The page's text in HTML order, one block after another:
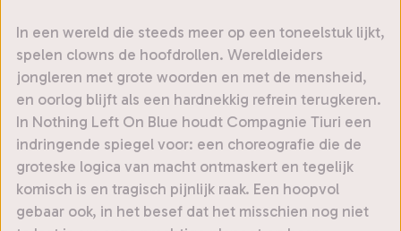
In een wereld die steeds meer op een toneelstuk lijkt,
spelen clowns de hoofdrollen. Wereldleiders
jongleren met grote woorden en met de mensheid,
en oorlog blijft als een hardnekkig refrein terugkeren.
In Nothing Left On Blue houdt Compagnie Tiuri een
indringende spiegel voor: een choreografie die de
groteske logica van macht ontmaskert en tegelijk
komisch is en tragisch pijnlijk raak. Een hoopvol
gebaar ook, in het besef dat het misschien nog niet